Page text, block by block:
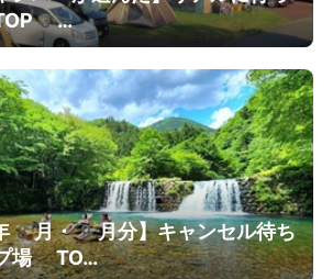
・9月分】キャンセル待ち
場 TO…